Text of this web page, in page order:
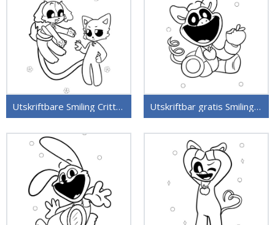
Utskriftbare Smiling Critters for barn Utskriftbar gratis Smiling Critters